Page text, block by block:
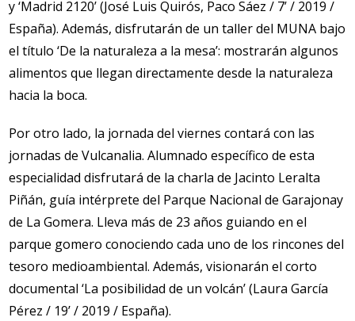
y ‘Madrid 2120’ (José Luis Quirós, Paco Sáez / 7’ / 2019 /
España). Además, disfrutarán de un taller del MUNA bajo
el título ‘De la naturaleza a la mesa’: mostrarán algunos
alimentos que llegan directamente desde la naturaleza
hacia la boca.
Por otro lado, la jornada del viernes contará con las
jornadas de Vulcanalia. Alumnado específico de esta
especialidad disfrutará de la charla de Jacinto Leralta
Piñán, guía intérprete del Parque Nacional de Garajonay
de La Gomera. Lleva más de 23 años guiando en el
parque gomero conociendo cada uno de los rincones del
tesoro medioambiental. Además, visionarán el corto
documental ‘La posibilidad de un volcán’ (Laura García
Pérez / 19’ / 2019 / España).